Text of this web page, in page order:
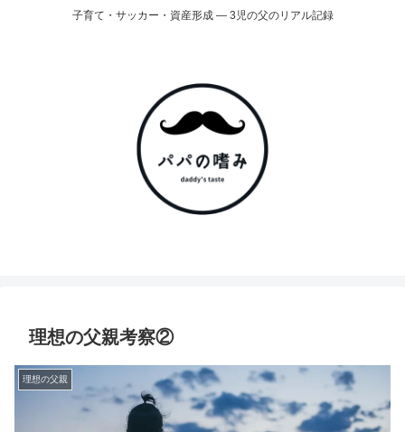
子育て・サッカー・資産形成 ― 3児の父のリアル記録
理想の父親考察②
理想の父親